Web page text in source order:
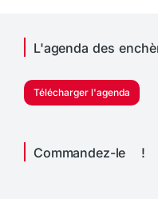
L'agenda des
Télécharger l'agenda
Commandez-le !